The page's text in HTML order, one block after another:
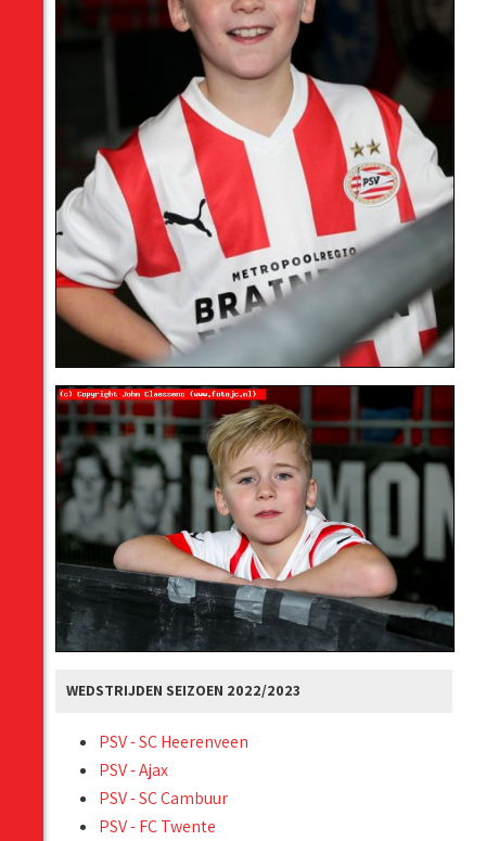
WEDSTRIJDEN SEIZOEN 2022/2023
PSV - SC Heerenveen
PSV - Ajax
PSV - SC Cambuur
PSV - FC Twente